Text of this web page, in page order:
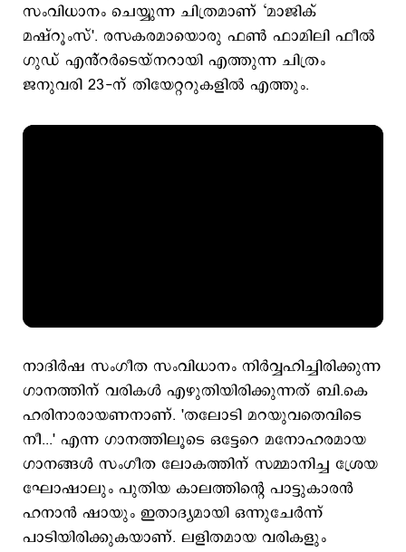
സംവിധാനം ചെയ്യുന്ന ചിത്രമാണ് ‘മാജിക്
മഷ്റൂംസ്'. രസകരമായൊരു ഫൺ ഫാമിലി ഫീൽ
ഗുഡ് എൻ്റർടെയ്നറായി എത്തുന്ന ചിത്രം
ജനുവരി 23-ന് തിയേറ്ററുകളിൽ എത്തും.
നാദിർഷ സംഗീത സംവിധാനം നിർവ്വഹിച്ചിരിക്കുന്ന
ഗാനത്തിന് വരികൾ എഴുതിയിരിക്കുന്നത് ബി.കെ
ഹരിനാരായണനാണ്. 'തലോടി മറയുവതെവിടെ
നീ...' എന്ന ഗാനത്തിലൂടെ ഒട്ടേറെ മനോഹരമായ
ഗാനങ്ങൾ സംഗീത ലോകത്തിന് സമ്മാനിച്ച ശ്രേയ
ഘോഷാലും പുതിയ കാലത്തിന്‍റെ പാട്ടുകാരൻ
ഹനാൻ ഷായും ഇതാദ്യമായി ഒന്നുചേർന്ന്
പാടിയിരിക്കുകയാണ്. ലളിതമായ വരികളും